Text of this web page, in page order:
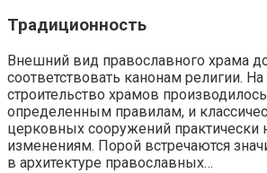
Традиционность
Внешний вид православного храма
соответствовать канонам религии.
строительство храмов
определенным правилам, и
церковных сооружений практически
изменениям. Порой встречаются
в архитектуре православных…